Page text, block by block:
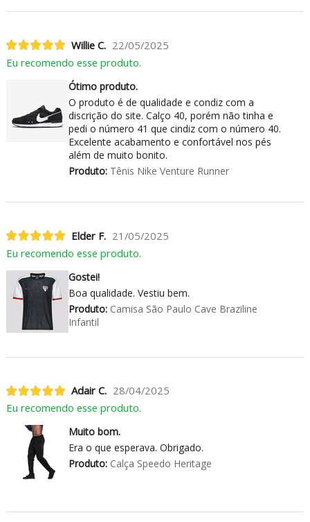
Willie C. 22/05/2025
Eu recomendo esse produto.
Ótimo produto.
O produto é de qualidade e condiz com a
discrição do site. Calço 40, porém não tinha e
pedi o número 41 que cindiz com o número 40.
Excelente acabamento e confortável nos pés
além de muito bonito.
Produto:Tênis Nike Venture Runner
Elder F. 21/05/2025
Eu recomendo esse produto.
Gostei!
Boa qualidade. Vestiu bem.
Produto:Camisa São Paulo Cave Braziline
Infantil
Adair C. 28/04/2025
Eu recomendo esse produto.
Muito bom.
Era o que esperava. Obrigado.
Produto:Calça Speedo Heritage